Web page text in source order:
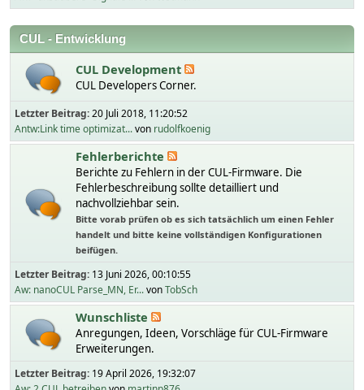
CUL - Entwicklung
CUL Development
CUL Developers Corner.
Letzter Beitrag:20 Juli 2018, 11:20:52
Antw:Link time optimizat...von rudolfkoenig
Fehlerberichte
Berichte zu Fehlern in der CUL-Firmware. Die
Fehlerbeschreibung sollte detailliert und
nachvollziehbar sein.
Bitte vorab prüfen ob es sich tatsächlich um einen Fehler
handelt und bitte keine vollständigen Konfigurationen
beifügen.
Letzter Beitrag: 13 Juni 2026, 00:10:55
Aw: nanoCUL Parse_MN, Er...vonTobSch
Wunschliste
Anregungen, Ideen, Vorschläge für CUL-Firmware
Erweiterungen.
Letzter Beitrag: 19 April 2026, 19:32:07